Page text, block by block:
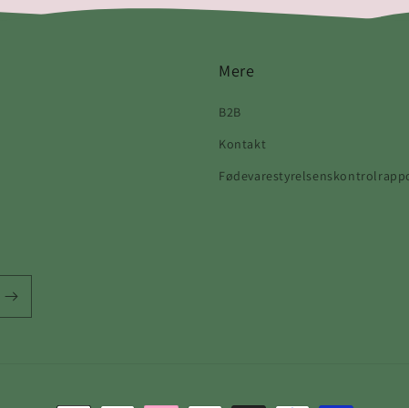
Mere
B2B
Kontakt